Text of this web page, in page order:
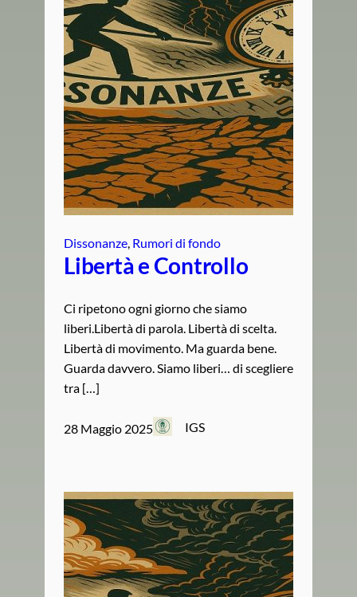
Dissonanze Rumori di fondo
Libertà e Controllo
Ci ripetono ogni giorno che siamo
liberi.Libertà di parola. Libertà di scelta.
Libertà di movimento. Ma guarda bene.
Guarda davvero. Siamo liberi… di scegliere
tra […]
28 Maggio 2025 IGS